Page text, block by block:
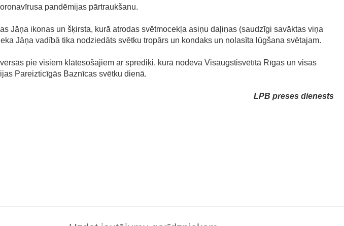
pandēmijas pārtraukšanu.
Jāņa ikonas un šķirsta, kurā atrodas svētmocekļa asiņu daļiņas (saudzīgi savāktas viņa
Jāņa vadībā tika nodziedāts svētku tropārs un kondaks un nolasīta lūgšana svētajam.
pie visiem klātesošajiem ar sprediķi, kurā nodeva Visaugstisvētītā Rīgas un visas
Pareizticīgās Baznīcas svētku dienā.
LPB preses dienests